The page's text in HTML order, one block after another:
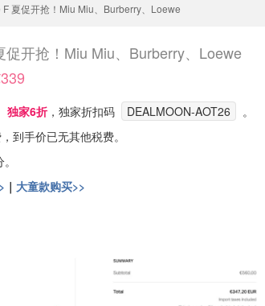
夏促开抢！Miu Miu、Burberry、Loewe
促开抢！Miu Miu、Burberry、Loewe
独家6折 ，独家折扣码 DEALMOON-AOT26
。
到手价已无其他税费。
｜ 大童款购买>>